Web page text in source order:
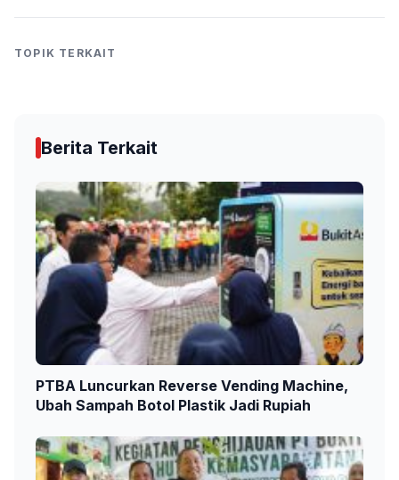
TOPIK TERKAIT
Berita Terkait
PTBA Luncurkan Reverse Vending Machine,
Ubah Sampah Botol Plastik Jadi Rupiah